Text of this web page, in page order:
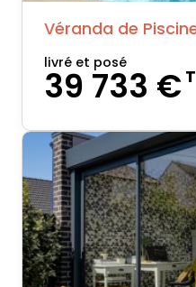
Véranda de
livré et posé
39 733 €